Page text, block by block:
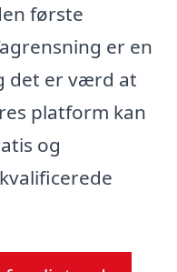
første
er en
det er værd at
platform kan
og